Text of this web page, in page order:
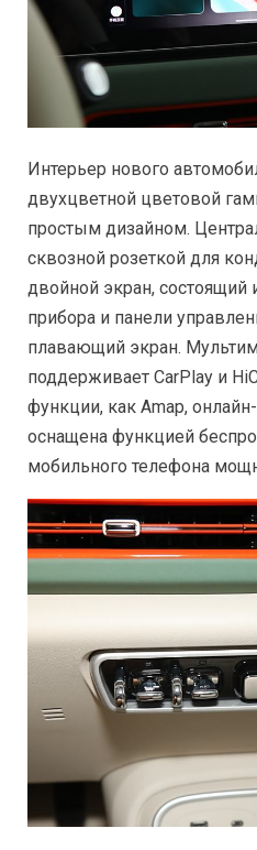
Интерьер нового
двухцветной цветовой
простым дизайном.
сквозной розеткой для
двойной экран,
прибора и панели
плавающий экран.
поддерживает CarPlay и
функции, как Amap,
оснащена функцией
мобильного телефона